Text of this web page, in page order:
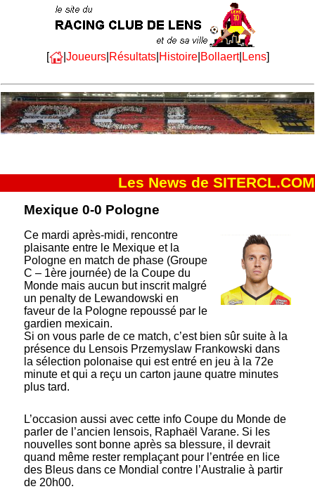
[ | Joueurs| Résultats| Histoire| Bollaert| Lens]
Les News de SITERCL.COM
Mexique 0-0 Pologne
Ce mardi après-midi, rencontre
plaisante entre le Mexique et la
Pologne en match de phase (Groupe
C – 1ère journée) de la Coupe du
Monde mais aucun but inscrit malgré
un penalty de Lewandowski en
faveur de la Pologne repoussé par le
gardien mexicain.
Si on vous parle de ce match, c’est bien sûr suite à la
présence du Lensois Przemyslaw Frankowski dans
la sélection polonaise qui est entré en jeu à la 72e
minute et qui a reçu un carton jaune quatre minutes
plus tard.
L’occasion aussi avec cette info Coupe du Monde de
parler de l’ancien lensois, Raphaël Varane. Si les
nouvelles sont bonne après sa blessure, il devrait
quand même rester remplaçant pour l’entrée en lice
des Bleus dans ce Mondial contre l’Australie à partir
de 20h00.